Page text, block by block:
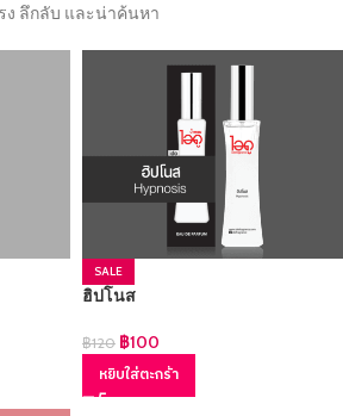
ง ลึกลับ และน่าค้นหา
SALE
ฮิปโนส
฿120 ฿100
หยิบใส่ตะกร้า